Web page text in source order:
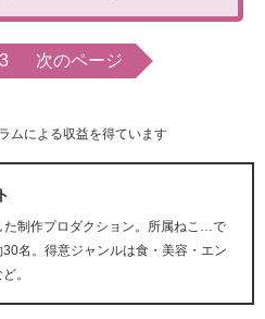
3 次のページ
ムによる収益を得ています
た制作プロダクション。所属ねこ…で
名。得意ジャンルは食・美容・エン
。